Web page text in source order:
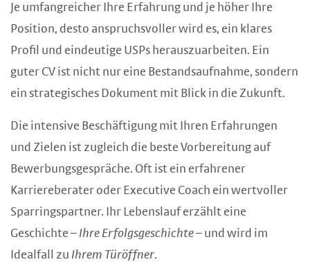
Je umfangreicher Ihre Erfahrung und je höher Ihre
Position, desto anspruchsvoller wird es, ein klares
Profil und eindeutige USPs herauszuarbeiten. Ein
guter CV ist nicht nur eine Bestandsaufnahme, sondern
ein strategisches Dokument mit Blick in die Zukunft.
Die intensive Beschäftigung mit Ihren Erfahrungen
und Zielen ist zugleich die beste Vorbereitung auf
Bewerbungsgespräche. Oft ist ein erfahrener
Karriereberater oder Executive Coach ein wertvoller
Sparringspartner. Ihr Lebenslauf erzählt eine
Geschichte – Ihre Erfolgsgeschichte– und wird im
Idealfall zu Ihrem Türöffner.